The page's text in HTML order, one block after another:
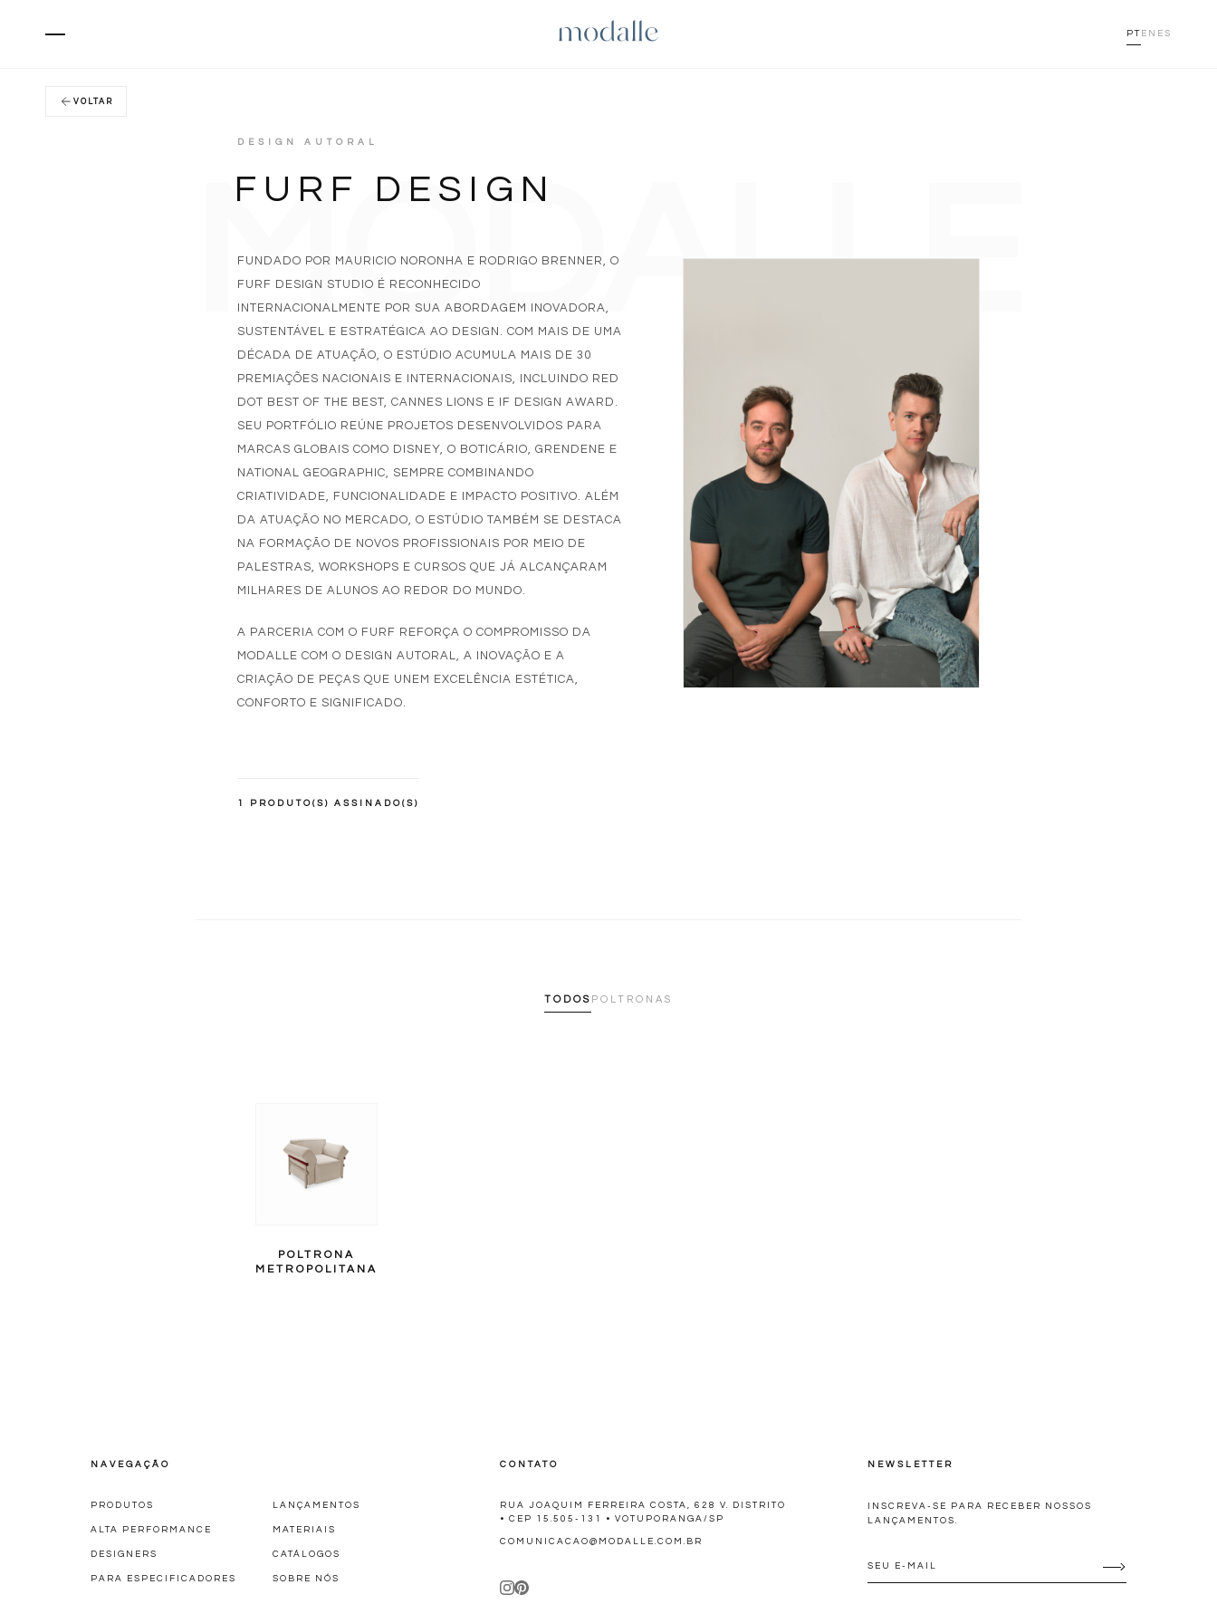
PT EN ES
VOLTAR
MODALLE
DESIGN AUTORAL
FURF DESIGN
FUNDADO POR MAURICIO NORONHA E RODRIGO BRENNER, O
FURF DESIGN STUDIO É RECONHECIDO
INTERNACIONALMENTE POR SUA ABORDAGEM INOVADORA,
SUSTENTÁVEL E ESTRATÉGICA AO DESIGN. COM MAIS DE UMA
DÉCADA DE ATUAÇÃO, O ESTÚDIO ACUMULA MAIS DE 30
PREMIAÇÕES NACIONAIS E INTERNACIONAIS, INCLUINDO RED
DOT BEST OF THE BEST, CANNES LIONS E IF DESIGN AWARD.
SEU PORTFÓLIO REÚNE PROJETOS DESENVOLVIDOS PARA
MARCAS GLOBAIS COMO DISNEY, O BOTICÁRIO, GRENDENE E
NATIONAL GEOGRAPHIC, SEMPRE COMBINANDO
CRIATIVIDADE, FUNCIONALIDADE E IMPACTO POSITIVO. ALÉM
DA ATUAÇÃO NO MERCADO, O ESTÚDIO TAMBÉM SE DESTACA
NA FORMAÇÃO DE NOVOS PROFISSIONAIS POR MEIO DE
PALESTRAS, WORKSHOPS E CURSOS QUE JÁ ALCANÇARAM
MILHARES DE ALUNOS AO REDOR DO MUNDO.
A PARCERIA COM O FURF REFORÇA O COMPROMISSO DA
MODALLE COM O DESIGN AUTORAL, A INOVAÇÃO E A
CRIAÇÃO DE PEÇAS QUE UNEM EXCELÊNCIA ESTÉTICA,
CONFORTO E SIGNIFICADO.
1 PRODUTO(S) ASSINADO(S)
TODOS POLTRONAS
POLTRONA
METROPOLITANA
NAVEGAÇÃO
PRODUTOS LANÇAMENTOS
ALTA PERFORMANCE MATERIAIS
DESIGNERS CATÁLOGOS
PARA ESPECIFICADORES SOBRE NÓS
CONTATO
RUA JOAQUIM FERREIRA COSTA, 628 V. DISTRITO
• CEP 15.505-131 • VOTUPORANGA/SP
COMUNICACAO@MODALLE.COM.BR
NEWSLETTER
INSCREVA-SE PARA RECEBER NOSSOS
LANÇAMENTOS.